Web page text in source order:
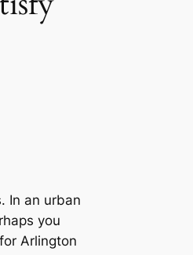
In an urban
you
Arlington